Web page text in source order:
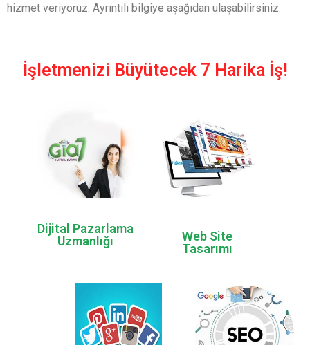
hizmet veriyoruz. Ayrıntılı bilgiye aşağıdan ulaşabilirsiniz.
İşletmenizi Büyütecek 7 Harika İş!
Web Site
Tasarımı
Uygun fiyatlar ve
hizmetini ayağınıza
kadar getiriyoruz.
Ayrıntılar
Ayrıntılar
Dijital Pazarlama
Uzmanlığı
İşletmeni büyütmek
pazarlamaya ait bütün
araçlar elimizde
Ayrıntılar
Ayrıntılar